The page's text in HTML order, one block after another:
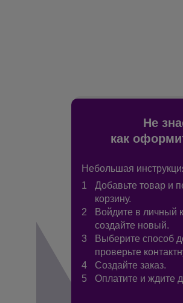
Не
как
Небольшая
Добавьте товар и
корзину.
Войдите в личный
создайте новый.
Выберите способ
проверьте
Создайте заказ.
Оплатите и ждите